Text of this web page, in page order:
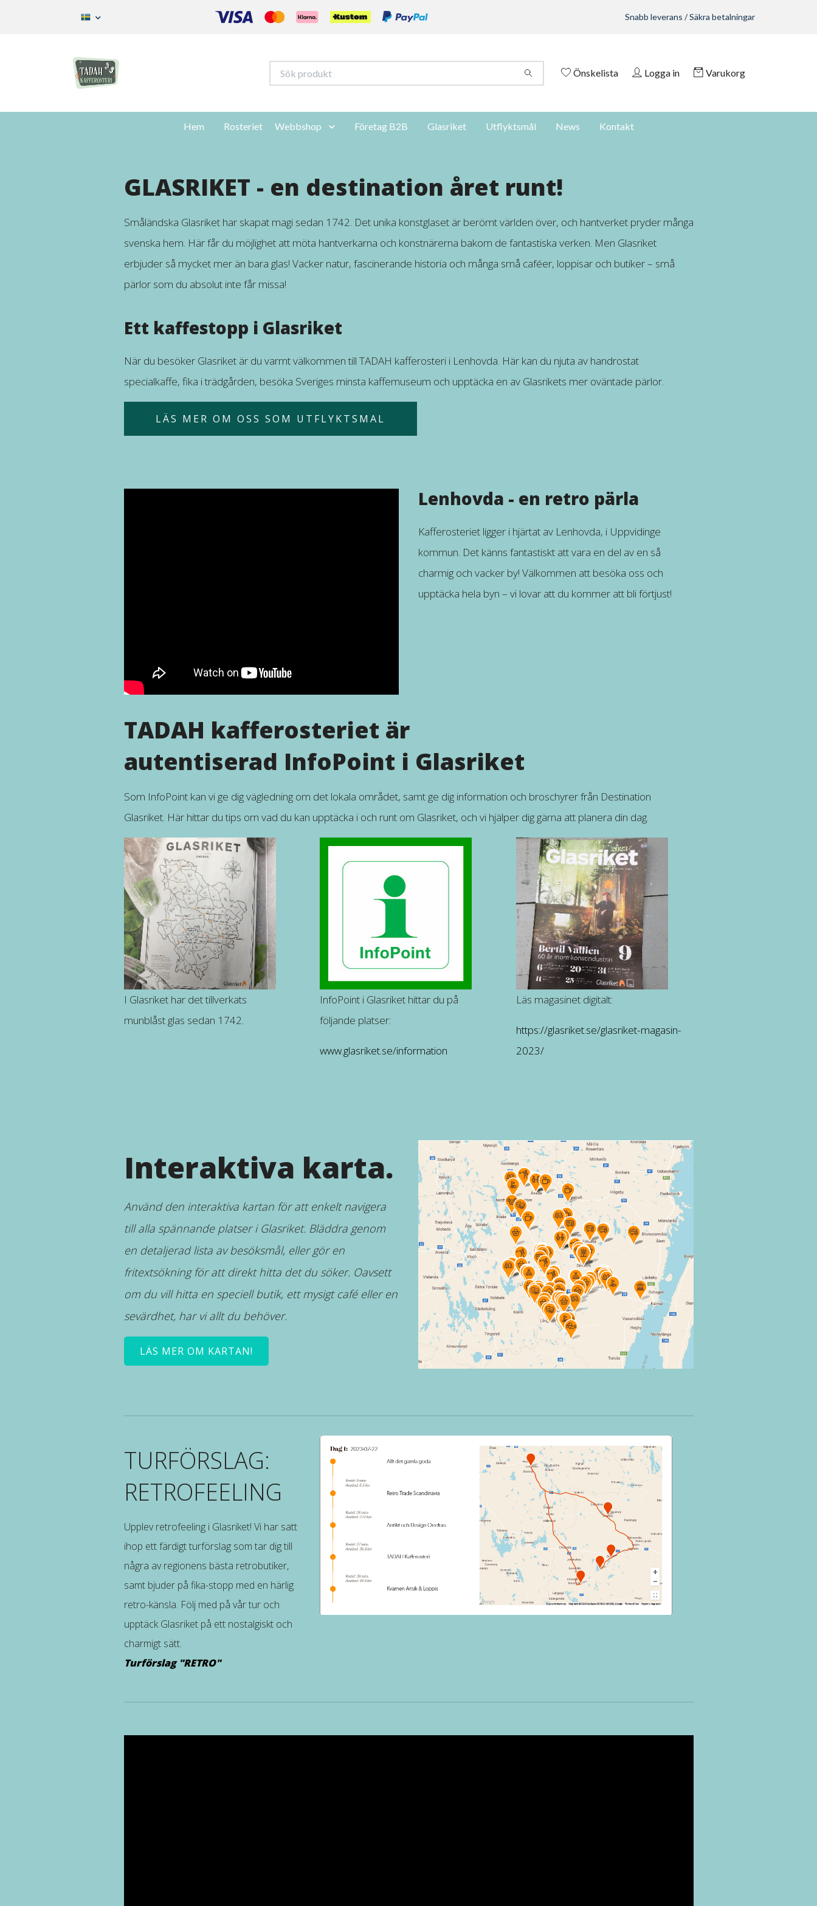
Snabb leverans / Säkra betalningar
Önskelista Logga in Varukorg
Hem Rosteriet Webbshop Företag B2B Glasriket Utflyktsmål News Kontakt
GLASRIKET - en destination året runt!
Småländska Glasriket har skapat magi sedan 1742. Det unika konstglaset är berömt världen över, och hantverket pryder många
svenska hem. Här får du möjlighet att möta hantverkarna och konstnärerna bakom de fantastiska verken. Men Glasriket
erbjuder så mycket mer än bara glas! Vacker natur, fascinerande historia och många små caféer, loppisar och butiker – små
pärlor som du absolut inte får missa!
Ett kaffestopp i Glasriket
När du besöker Glasriket är du varmt välkommen till TADAH kafferosteri i Lenhovda. Här kan du njuta av handrostat
specialkaffe, fika i trädgården, besöka Sveriges minsta kaffemuseum och upptäcka en av Glasrikets mer oväntade pärlor.
LÄS MER OM OSS SOM UTFLYKTSMAL
Lenhovda - en retro pärla
Kafferosteriet ligger i hjärtat av Lenhovda, i Uppvidinge
kommun. Det känns fantastiskt att vara en del av en så
charmig och vacker by! Välkommen att besöka oss och
upptäcka hela byn – vi lovar att du kommer att bli förtjust!
TADAH kafferosteriet är
autentiserad InfoPoint i Glasriket
Som InfoPoint kan vi ge dig vägledning om det lokala området, samt ge dig information och broschyrer från Destination
Glasriket. Här hittar du tips om vad du kan upptäcka i och runt om Glasriket, och vi hjälper dig gärna att planera din dag.
I Glasriket har det tillverkats
munblåst glas sedan 1742.
InfoPoint i Glasriket hittar du på
följande platser:
www.glasriket.se/information
Läs magasinet digitalt:
https://glasriket.se/glasriket-magasin-
2023/
Interaktiva karta.
Använd den interaktiva kartan för att enkelt navigera
till alla spännande platser i Glasriket. Bläddra genom
en detaljerad lista av besöksmål, eller gör en
fritextsökning för att direkt hitta det du söker. Oavsett
om du vill hitta en speciell butik, ett mysigt café eller en
sevärdhet, har vi allt du behöver.
LÄS MER OM KARTAN!
TURFÖRSLAG:
RETROFEELING
Upplev retrofeeling i Glasriket! Vi har satt
ihop ett färdigt turförslag som tar dig till
några av regionens bästa retrobutiker,
samt bjuder på fika-stopp med en härlig
retro-känsla. Följ med på vår tur och
upptäck Glasriket på ett nostalgiskt och
charmigt sätt.
Turförslag "RETRO"